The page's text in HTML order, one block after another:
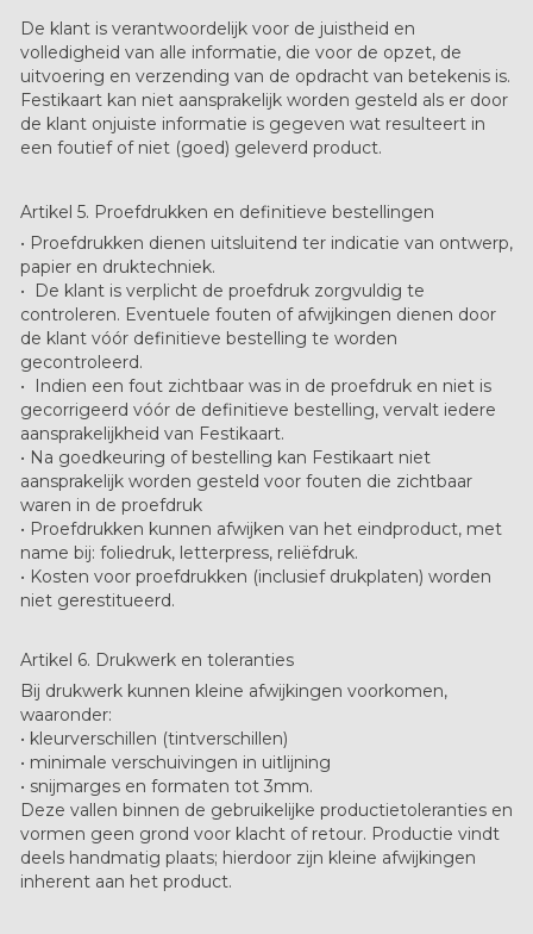
De klant is verantwoordelijk voor de juistheid en
volledigheid van alle informatie, die voor de opzet, de
uitvoering en verzending van de opdracht van betekenis is.
Festikaart kan niet aansprakelijk worden gesteld als er door
de klant onjuiste informatie is gegeven wat resulteert in
een foutief of niet (goed) geleverd product.
Artikel 5. Proefdrukken en definitieve bestellingen
• Proefdrukken dienen uitsluitend ter indicatie van ontwerp,
papier en druktechniek.
• De klant is verplicht de proefdruk zorgvuldig te
controleren. Eventuele fouten of afwijkingen dienen door
de klant vóór definitieve bestelling te worden
gecontroleerd.
• ​Indien een fout zichtbaar was in de proefdruk en niet is
gecorrigeerd vóór de definitieve bestelling, vervalt iedere
aansprakelijkheid van Festikaart.
• Na goedkeuring of bestelling kan Festikaart niet
aansprakelijk worden gesteld voor fouten die zichtbaar
waren in de proefdruk
• Proefdrukken kunnen afwijken van het eindproduct, met
name bij: foliedruk, letterpress, reliëfdruk.
• Kosten voor proefdrukken (inclusief drukplaten) worden
niet gerestitueerd.
Artikel 6. Drukwerk en toleranties
Bij drukwerk kunnen kleine afwijkingen voorkomen,
waaronder:
• kleurverschillen (tintverschillen)
• minimale verschuivingen in uitlijning
• snijmarges en formaten tot 3mm.
Deze vallen binnen de gebruikelijke productietoleranties en
vormen geen grond voor klacht of retour. Productie vindt
deels handmatig plaats; hierdoor zijn kleine afwijkingen
inherent aan het product.